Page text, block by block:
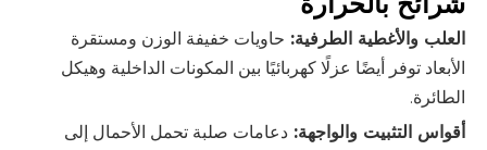
العلب والأغطية الطرفية: حاويات خفيفة الوزن ومستقرة
الأبعاد توفر أيضًا عزلًا كهربائيًا بين المكونات الداخلية وهيكل
الطائرة.
أقواس التثبيت والواجهة: دعامات صلبة تحمل الأحمال إلى